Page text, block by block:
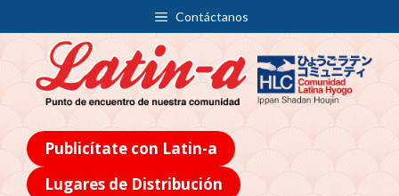
Contáctanos
Publicítate con Latin-a
Lugares de Distribución